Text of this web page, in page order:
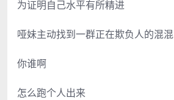
为证明自己水平有所精进
哑妹主动找到一群正在欺负人的混混
你谁啊
怎么跑个人出来